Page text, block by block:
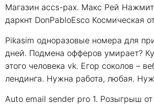
Магазин accs-pax. Макс Рей
даркнт DonPabloEsco Космическая
Pikasim одноразовые номера для
дней. Подмена офферов умирает?
этого человека vk. Егор соколов –
лендинга. Нужна работа, любая.
Auto email sender pro 1. Розыгрыш